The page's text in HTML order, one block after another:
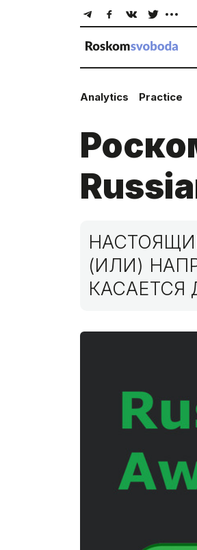
Analytics Practice
(ИЛИ)
КАСАЕТСЯ